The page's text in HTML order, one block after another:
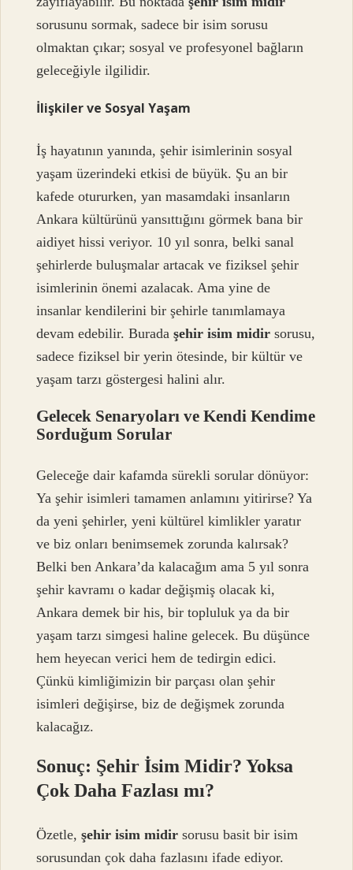
sorusunu sormak, sadece bir isim sorusu
olmaktan çıkar; sosyal ve profesyonel bağların
geleceğiyle ilgilidir.
İlişkiler ve Sosyal Yaşam
İş hayatının yanında, şehir isimlerinin sosyal
yaşam üzerindeki etkisi de büyük. Şu an bir
kafede otururken, yan masamdaki insanların
Ankara kültürünü yansıttığını görmek bana bir
aidiyet hissi veriyor. 10 yıl sonra, belki sanal
şehirlerde buluşmalar artacak ve fiziksel şehir
isimlerinin önemi azalacak. Ama yine de
insanlar kendilerini bir şehirle tanımlamaya
devam edebilir. Buradaşehir isim midir sorusu,
sadece fiziksel bir yerin ötesinde, bir kültür ve
yaşam tarzı göstergesi halini alır.
Gelecek Senaryoları ve Kendi Kendime
Sorduğum Sorular
Geleceğe dair kafamda sürekli sorular dönüyor:
Ya şehir isimleri tamamen anlamını yitirirse? Ya
da yeni şehirler, yeni kültürel kimlikler yaratır
ve biz onları benimsemek zorunda kalırsak?
Belki ben Ankara’da kalacağım ama 5 yıl sonra
şehir kavramı o kadar değişmiş olacak ki,
Ankara demek bir his, bir topluluk ya da bir
yaşam tarzı simgesi haline gelecek. Bu düşünce
hem heyecan verici hem de tedirgin edici.
Çünkü kimliğimizin bir parçası olan şehir
isimleri değişirse, biz de değişmek zorunda
kalacağız.
Sonuç: Şehir İsim Midir? Yoksa
Çok Daha Fazlası mı?
Özetle,şehir isim midir sorusu basit bir isim
sorusundan çok daha fazlasını ifade ediyor.